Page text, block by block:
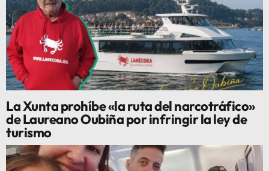
La Xunta prohíbe «la ruta del narcotráfico»
de Laureano Oubiña por infringir la ley de
turismo